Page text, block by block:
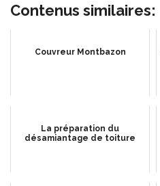
Contenus similaires:
Couvreur Montbazon
La préparation du
désamiantage de toiture